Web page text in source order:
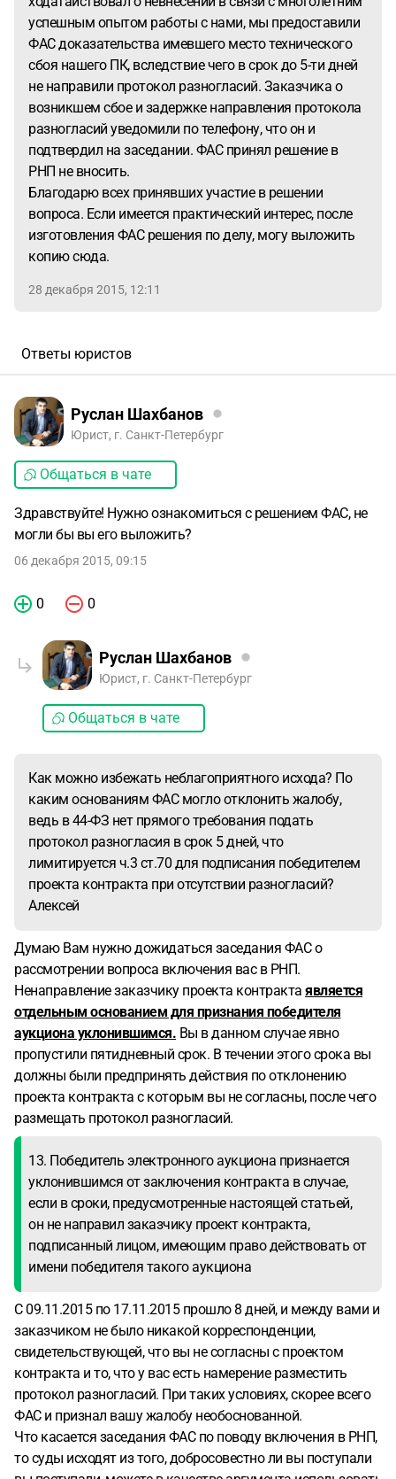
успешным опытом работы с нами, мы предоставили
ФАС доказательства имевшего место технического
сбоя нашего ПК, вследствие чего в срок до 5-ти дней
не направили протокол разногласий. Заказчика о
возникшем сбое и задержке направления протокола
разногласий уведомили по телефону, что он и
подтвердил на заседании. ФАС принял решение в
РНП не вносить.
Благодарю всех принявших участие в решении
вопроса. Если имеется практический интерес, после
изготовления ФАС решения по делу, могу выложить
копию сюда.
28 декабря 2015, 12:11
Ответы юристов
Руслан Шахбанов
Юрист, г. Санкт-Петербург
Общаться в чате
Здравствуйте! Нужно ознакомиться с решением ФАС, не
могли бы вы его выложить?
06 декабря 2015, 09:15
0 0
Руслан Шахбанов
Юрист, г. Санкт-Петербург
Общаться в чате
Как можно избежать неблагоприятного исхода? По
каким основаниям ФАС могло отклонить жалобу,
ведь в 44-ФЗ нет прямого требования подать
протокол разногласия в срок 5 дней, что
лимитируется ч.3 ст.70 для подписания победителем
проекта контракта при отсутствии разногласий?
Алексей
Думаю Вам нужно дожидаться заседания ФАС о
рассмотрении вопроса включения вас в РНП.
Ненаправление заказчику проекта контракта является
отдельным основанием для признания победителя
аукциона уклонившимся. Вы в данном случае явно
пропустили пятидневный срок. В течении этого срока вы
должны были предпринять действия по отклонению
проекта контракта с которым вы не согласны, после чего
размещать протокол разногласий.
13. Победитель электронного аукциона признается
уклонившимся от заключения контракта в случае,
если в сроки, предусмотренные настоящей статьей,
он не направил заказчику проект контракта,
подписанный лицом, имеющим право действовать от
имени победителя такого аукциона
С 09.11.2015 по 17.11.2015 прошло 8 дней, и между вами и
заказчиком не было никакой корреспонденции,
свидетельствующей, что вы не согласны с проектом
контракта и то, что у вас есть намерение разместить
протокол разногласий. При таких условиях, скорее всего
ФАС и признал вашу жалобу необоснованной.
Что касается заседания ФАС по поводу включения в РНП,
то суды исходят из того, добросовестно ли вы поступали